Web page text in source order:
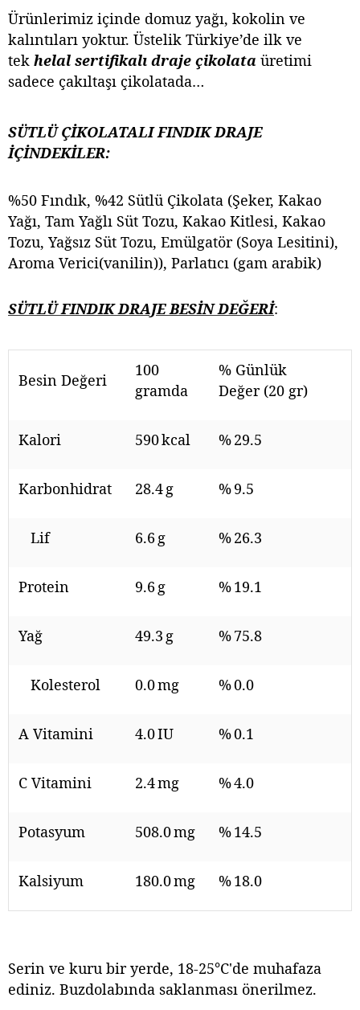
Ürünlerimiz içinde domuz yağı, kokolin ve
kalıntıları yoktur. Üstelik Türkiye’de ilk ve
tek helal sertifikalı draje çikolata üretimi
sadece çakıltaşı çikolatada…
SÜTLÜ ÇİKOLATALI FINDIK DRAJE
İÇİNDEKİLER:
%50 Fındık, %42 Sütlü Çikolata (Şeker, Kakao
Yağı, Tam Yağlı Süt Tozu, Kakao Kitlesi, Kakao
Tozu, Yağsız Süt Tozu, Emülgatör (Soya Lesitini),
Aroma Verici(vanilin)), Parlatıcı (gam arabik)
SÜTLÜ FINDIK DRAJE BESİN DEĞERİ:
Besin Değeri
100
gramda
% Günlük
Değer (20 gr)
Kalori 590 kcal % 29.5
Karbonhidrat 28.4 g % 9.5
Lif 6.6 g % 26.3
Protein 9.6 g % 19.1
Yağ 49.3 g % 75.8
Kolesterol 0.0 mg % 0.0
A Vitamini 4.0 IU % 0.1
C Vitamini 2.4 mg % 4.0
Potasyum 508.0 mg % 14.5
Kalsiyum 180.0 mg % 18.0
Serin ve kuru bir yerde, 18-25°C'de muhafaza
ediniz. Buzdolabında saklanması önerilmez.